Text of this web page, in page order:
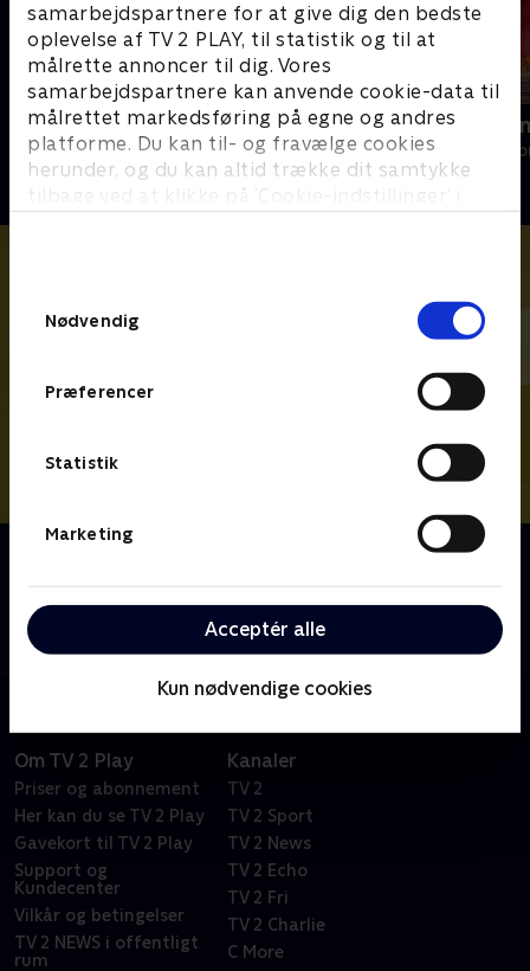
samarbejdspartnere for at give dig den bedste
oplevelse af TV 2 PLAY, til statistik og til at
målrette annoncer til dig. Vores
samarbejdspartnere kan anvende cookie-data til
målrettet markedsføring på egne og andres
platforme. Du kan til- og fravælge cookies
herunder, og du kan altid trække dit samtykke
tilbage ved at klikke på ’Cookie-indstillinger’ i
Nødvendig
Præferencer
Statistik
Marketing
Acceptér alle
Kun nødvendige cookies
Ryd op i dit liv
Livsstil • 6 sæsoner
Linde på
Livsstil • 5
land og rige rundt for at hjælpe familier med at få
styr på rodet.
Om TV 2 Play
Priser og abonnement
Her kan du se TV 2 Play
Gavekort til TV 2 Play
Support og
Kundecenter
Vilkår og betingelser
TV 2 NEWS i offentligt
rum
Kanaler
TV 2
TV 2 Sport
TV 2 News
TV 2 Echo
TV 2 Fri
TV 2 Charlie
C More